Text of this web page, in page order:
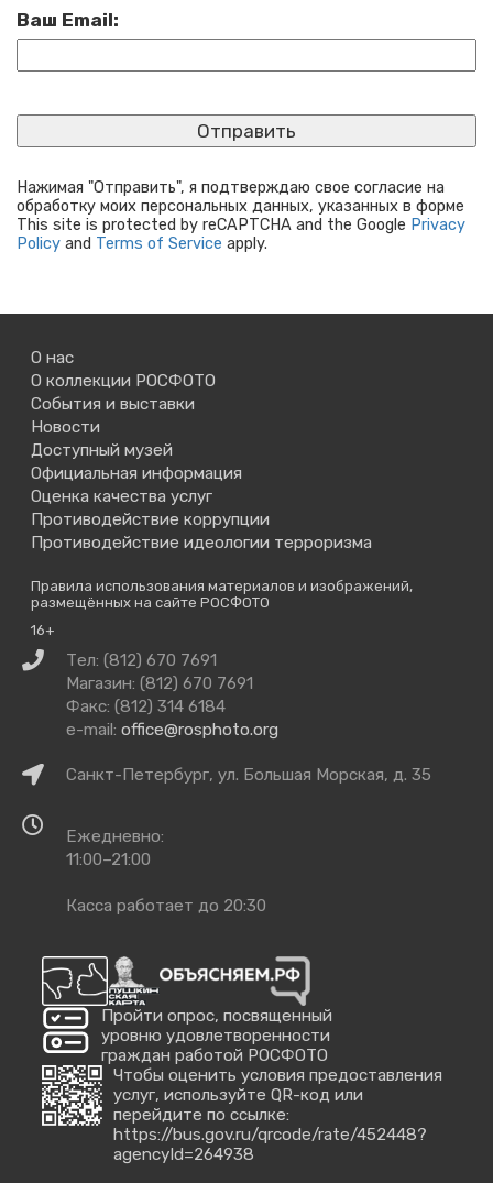
Ваш Email:
Нажимая "Отправить", я подтверждаю свое согласие на
обработку моих персональных данных, указанных в форме
This site is protected by reCAPTCHA and the Google Privacy
Policy and Terms of Service apply.
О нас
О коллекции РОСФОТО
События и выставки
Новости
Доступный музей
Официальная информация
Оценка качества услуг
Противодействие коррупции
Противодействие идеологии терроризма
Правила использования материалов и изображений,
размещённых на сайте РОСФОТО
16+
Связаться
нами
Тел: (812) 670 7691
Магазин: (812) 670 7691
Факс: (812) 314 6184
e-mail: office@rosphoto.org
КакСанкт-Петербург, ул. Большая Морская, д. 35
работы
Ежедневно:
11:00–21:00
Касса работает до 20:30
Пройти опрос, посвященный
уровню удовлетворенности
граждан работой РОСФОТО
Чтобы оценить условия предоставления
услуг, используйте QR-код или
перейдите по ссылке:
https://bus.gov.ru/qrcode/rate/452448?
agencyId=264938